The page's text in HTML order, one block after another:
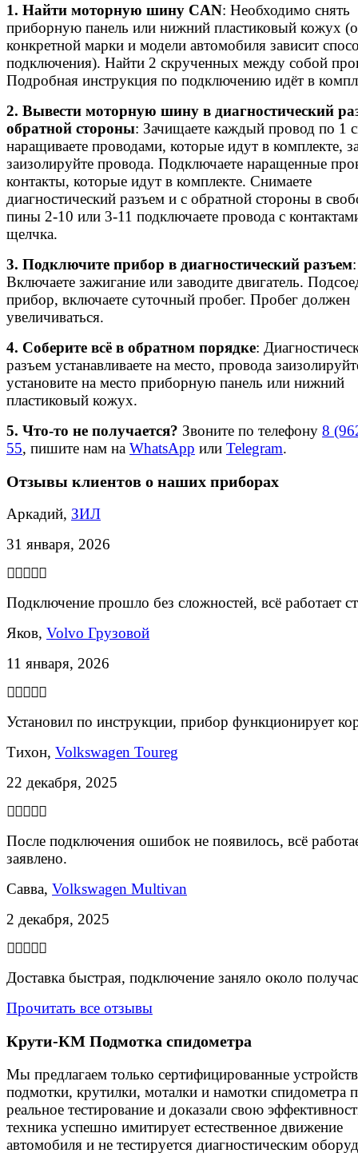
1. Найти моторную шину CAN: Необходимо снять
приборную панель или нижний пластиковый кожух
конкретной марки и модели автомобиля зависит
подключения). Найти 2 скрученных между собой
Подробная инструкция по подключению идёт в
2. Вывести моторную шину в диагностический
обратной стороны: Зачищаете каждый провод по 1
наращиваете проводами, которые идут в комплекте,
заизолируйте провода. Подключаете наращенные
контакты, которые идут в комплекте. Снимаете
диагностический разъем и с обратной стороны в
пины 2-10 или 3-11 подключаете провода с
щелчка.
3. Подключите прибор в диагностический разъем:
Включаете зажигание или заводите двигатель.
прибор, включаете суточный пробег. Пробег должен
увеличиваться.
4. Соберите всё в обратном порядке:
разъем устанавливаете на место, провода
установите на место приборную панель или нижний
пластиковый кожух.
5. Что-то не получается? Звоните по телефону 8
55, пишите нам на WhatsApp или Telegram.
Отзывы клиентов о наших приборах
Аркадий, ЗИЛ
31 января, 2026
Подключение прошло без сложностей, всё работает
Яков, Volvo Грузовой
11 января, 2026
Установил по инструкции, прибор функционирует
Тихон, Volkswagen Toureg
22 декабря, 2025
После подключения ошибок не появилось, всё
заявлено.
Савва, Volkswagen Multivan
2 декабря, 2025
Доставка быстрая, подключение заняло около
Прочитать все отзывы
Крути-КМ Подмотка спидометра
Мы предлагаем только сертифицированные
подмотки, крутилки, моталки и намотки спидометра
реальное тестирование и доказали свою
техника успешно имитирует естественное движение
автомобиля и не тестируется диагностическим